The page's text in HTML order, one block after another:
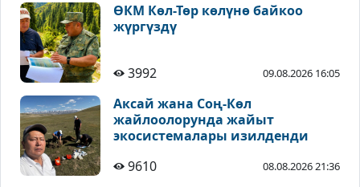
ӨКМ Көл-Төр көлүнө байкоо
жүргүздү
3992 09.08.2026 16:05
Аксай жана Соң-Көл
жайлоолорунда жайыт
экосистемалары изилденди
9610
08.08.2026 21:36